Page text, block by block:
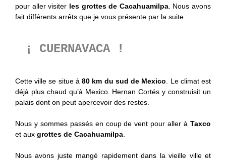
pour aller visiter les grottes de Cacahuamilpa. Nous avons
fait différents arrêts que je vous présente par la suite.
¡ CUERNAVACA !
Cette ville se situe à80 km du sud de Mexico . Le climat est
déjà plus chaud qu’à Mexico. Hernan Cortés y construisit un
palais dont on peut apercevoir des restes.
Nous y sommes passés en coup de vent pour aller à Taxco
et aux grottes de Cacahuamilpa
Nous avons juste mangé rapidement dans la vieille ville et